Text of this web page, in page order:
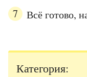
Всё готово,
Категория: